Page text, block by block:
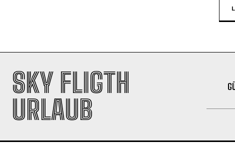
SKY FLIGTH
URLAUB